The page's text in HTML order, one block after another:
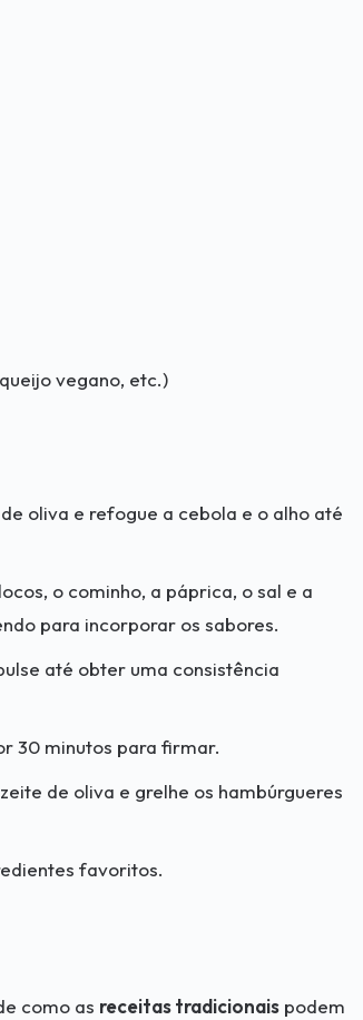
vegano, etc.)
oliva e refogue a cebola e o alho até
o cominho, a páprica, o sal e a
para incorporar os sabores.
até obter uma consistência
30 minutos para firmar.
de oliva e grelhe os hambúrgueres
favoritos.
como as receitas tradicionais podem